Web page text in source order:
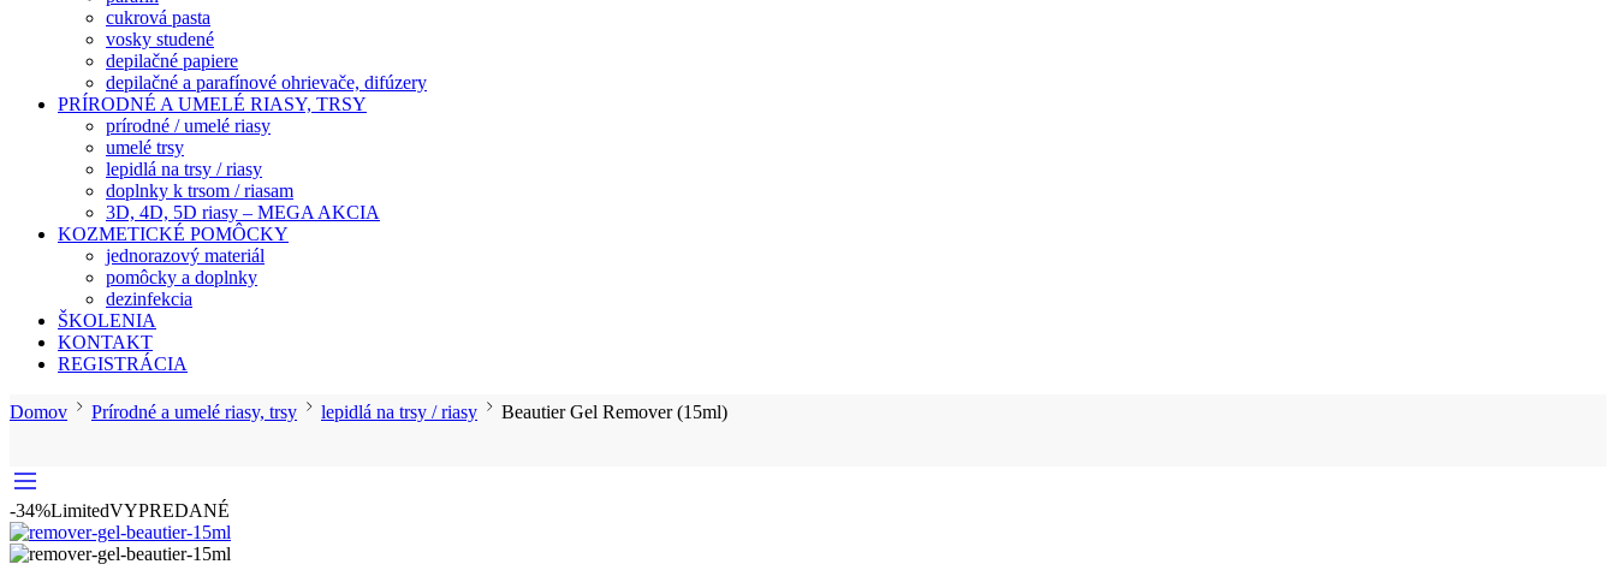
cukrová pasta
vosky studené
depilačné papiere
depilačné a parafínové ohrievače, difúzery
PRÍRODNÉ A UMELÉ RIASY, TRSY
prírodné / umelé riasy
umelé trsy
lepidlá na trsy / riasy
doplnky k trsom / riasam
3D, 4D, 5D riasy – MEGA AKCIA
KOZMETICKÉ POMÔCKY
jednorazový materiál
pomôcky a doplnky
dezinfekcia
ŠKOLENIA
KONTAKT
REGISTRÁCIA
Domov Prírodné a umelé riasy, trsy lepidlá na trsy / riasy Beautier Gel Remover (15ml)
-34%LimitedVYPREDANÉ